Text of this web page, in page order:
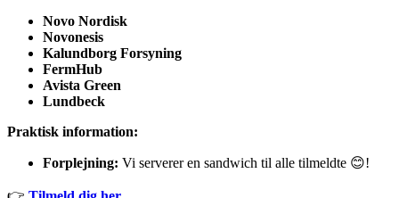
Novo Nordisk
Novonesis
Kalundborg Forsyning
FermHub
Avista Green
Lundbeck
Praktisk information:
Forplejning: Vi serverer en sandwich til alle tilmeldte 😊!